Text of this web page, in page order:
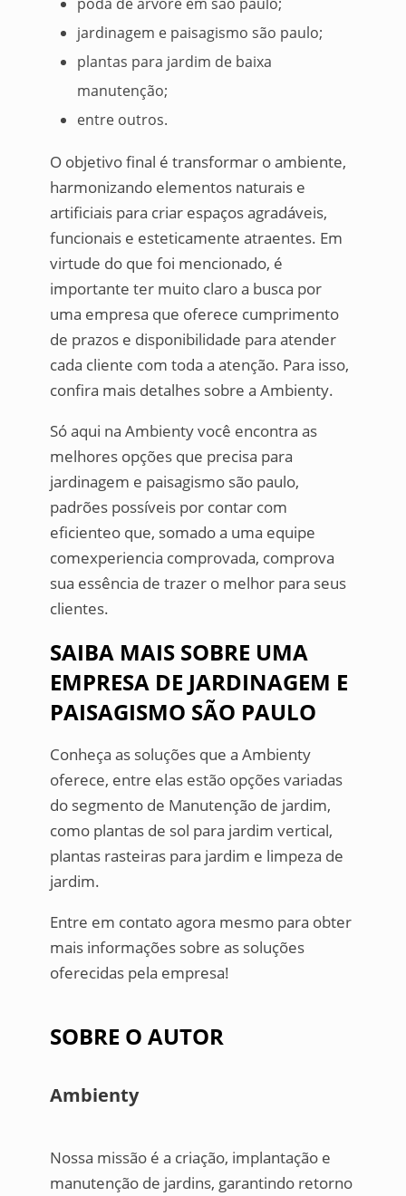
jardinagem e paisagismo são paulo;
plantas para jardim de baixa
manutenção;
entre outros.
O objetivo final é transformar o ambiente,
harmonizando elementos naturais e
artificiais para criar espaços agradáveis,
funcionais e esteticamente atraentes. Em
virtude do que foi mencionado, é
importante ter muito claro a busca por
uma empresa que oferece cumprimento
de prazos e disponibilidade para atender
cada cliente com toda a atenção. Para isso,
confira mais detalhes sobre a Ambienty.
Só aqui na Ambienty você encontra as
melhores opções que precisa para
jardinagem e paisagismo são paulo,
padrões possíveis por contar com
eficienteo que, somado a uma equipe
comexperiencia comprovada, comprova
sua essência de trazer o melhor para seus
clientes.
SAIBA MAIS SOBRE UMA
EMPRESA DE JARDINAGEM E
PAISAGISMO SÃO PAULO
Conheça as soluções que a Ambienty
oferece, entre elas estão opções variadas
do segmento de Manutenção de jardim,
como plantas de sol para jardim vertical,
plantas rasteiras para jardim e limpeza de
jardim.
Entre em contato agora mesmo para obter
mais informações sobre as soluções
oferecidas pela empresa!
SOBRE O AUTOR
Ambienty
Nossa missão é a criação, implantação e
manutenção de jardins, garantindo retorno